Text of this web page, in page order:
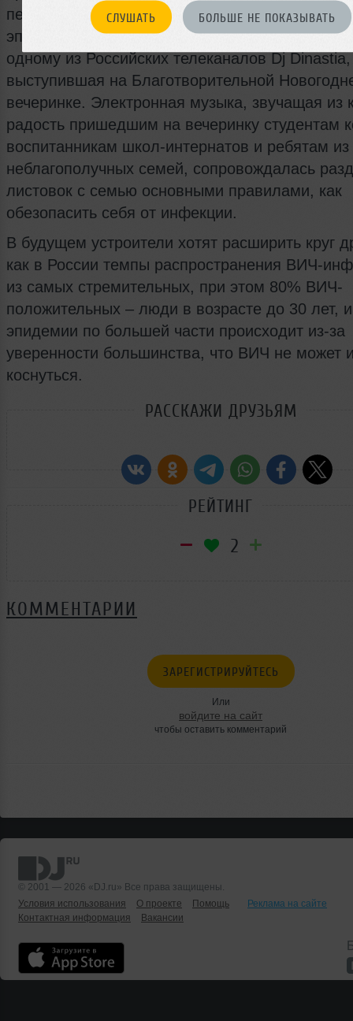
СЛУШАТЬ БОЛЬШЕ НЕ ПОКАЗЫВАТЬ
первую очередь молодежи, особенно
эпидемией ВИЧ/СПИДа», - рассказала в
одному из Российских телеканалов Dj Dinastia,
выступившая на Благотворительной
вечеринке. Электронная музыка, звучащая из
радость пришедшим на вечеринку студентам
воспитанникам школ-интернатов и ребятам из
неблагополучных семей, сопровождалась
листовок с семью основными правилами, как
обезопасить себя от инфекции.
В будущем устроители хотят расширить круг
как в России темпы распространения ВИЧ-
из самых стремительных, при этом 80% ВИЧ-
положительных – люди в возрасте до 30 лет,
эпидемии по большей части происходит из-за
уверенности большинства, что ВИЧ не может
коснуться.
РАССКАЖИ ДРУЗЬЯМ
РЕЙТИНГ
2
КОММЕНТАРИИ
ЗАРЕГИСТРИРУЙТЕСЬ
Или
войдите на сайт
чтобы оставить комментарий
© 2001 — 2026 «DJ.ru» Все права защищены.
Условия использования
О проекте Помощь
Реклама на сайте
Контактная информация
Вакансии